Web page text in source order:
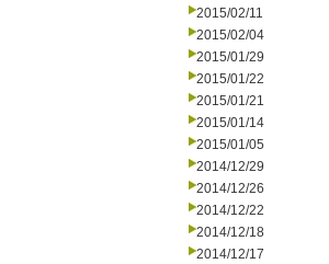
2015/02/11
2015/02/04
2015/01/29
2015/01/22
2015/01/21
2015/01/14
2015/01/05
2014/12/29
2014/12/26
2014/12/22
2014/12/18
2014/12/17